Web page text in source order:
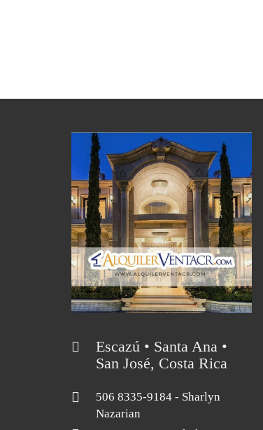
Escazú • Santa Ana •
San José, Costa Rica
506 8335-9184 - Sharlyn
Nazarian